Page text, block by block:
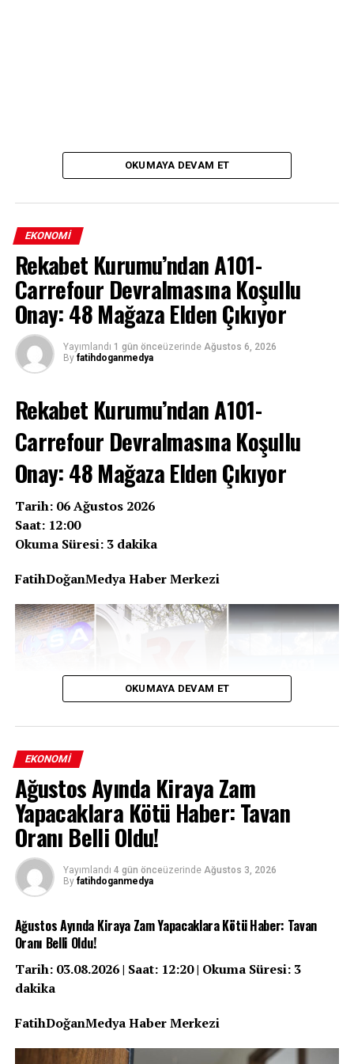
OKUMAYA DEVAM ET
EKONOMI
Rekabet Kurumu’ndan A101-
Carrefour Devralmasına Koşullu
Onay: 48 Mağaza Elden Çıkıyor
Yayımlandı 1 gün önceüzerinde Ağustos 6, 2026
By fatihdoganmedya
Rekabet Kurumu’ndan A101-
Carrefour Devralmasına Koşullu
Onay: 48 Mağaza Elden Çıkıyor
Tarih: 06 Ağustos 2026
Saat: 12:00
Okuma Süresi: 3 dakika
FatihDoğanMedya Haber Merkezi
Türkiye perakende sektörünün en çok konuşulan
birleşme operasyonlarından biri olan A101’in
Carrefour’u devralma süreci, Rekabet Kurumu’nun
kapsamlı taahhütler karşılığında verdiği koşullu izinle
resmiyet kazandı. Kurum, devralma işleminin rekabeti
çıkarılmasından üç yıl boyunca istihdamın korunmasına,
KOBİ’lere yönelik destek programlarından Carrefour’un
bağımsız yapısının muhafaza edilmesine kadar uzanan
geniş bir yükümlülükler paketini şart koştu. Peki bu
geliyor?
OKUMAYA DEVAM ET
EKONOMI
Ağustos Ayında Kiraya Zam
Yapacaklara Kötü Haber: Tavan
Oranı Belli Oldu!
Yayımlandı 4 gün önceüzerinde Ağustos 3, 2026
By fatihdoganmedya
Ağustos Ayında Kiraya Zam Yapacaklara Kötü Haber: Tavan
Oranı Belli Oldu!
Tarih: 03.08.2026 | Saat: 12:20 | Okuma Süresi: 3
dakika
FatihDoğanMedya Haber Merkezi